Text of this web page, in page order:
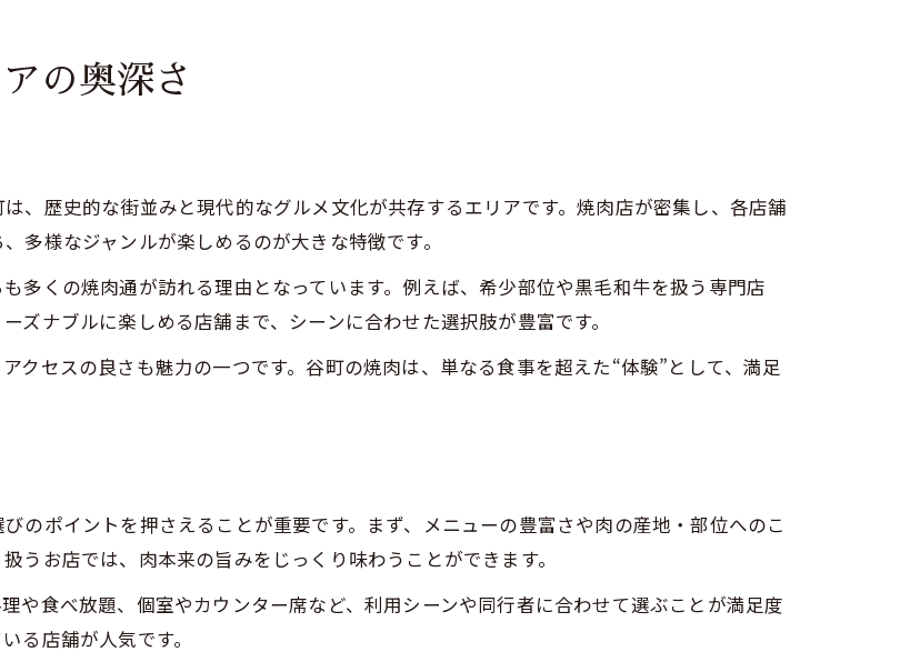
の奥深さ
、歴史的な街並みと現代的なグルメ文化が共存するエリアです。焼肉店が密集し、各店舗
多様なジャンルが楽しめるのが大きな特徴です。
多くの焼肉通が訪れる理由となっています。例えば、希少部位や黒毛和牛を扱う専門店
ナブルに楽しめる店舗まで、シーンに合わせた選択肢が豊富です。
クセスの良さも魅力の一つです。谷町の焼肉は、単なる食事を超えた“体験”として、満足
のポイントを押さえることが重要です。まず、メニューの豊富さや肉の産地・部位へのこ
うお店では、肉本来の旨みをじっくり味わうことができます。
や食べ放題、個室やカウンター席など、利用シーンや同行者に合わせて選ぶことが満足度
る店舗が人気です。